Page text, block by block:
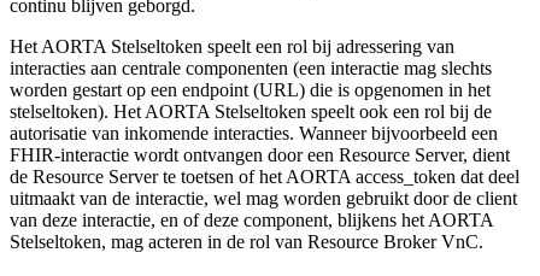
continu blijven geborgd.
Het AORTA Stelseltoken speelt een rol bij adressering van
interacties aan centrale componenten (een interactie mag slechts
worden gestart op een endpoint (URL) die is opgenomen in het
stelseltoken). Het AORTA Stelseltoken speelt ook een rol bij de
autorisatie van inkomende interacties. Wanneer bijvoorbeeld een
FHIR-interactie wordt ontvangen door een Resource Server, dient
de Resource Server te toetsen of het AORTA access_token dat deel
uitmaakt van de interactie, wel mag worden gebruikt door de client
van deze interactie, en of deze component, blijkens het AORTA
Stelseltoken, mag acteren in de rol van Resource Broker VnC.